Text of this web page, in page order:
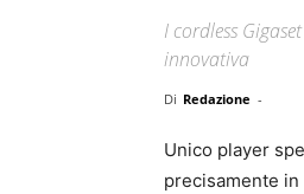
I cordless
innovativa
Di Redazione -
Unico player
precisamente